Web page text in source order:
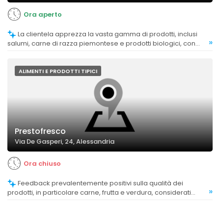
Ora aperto
salumi, carne di razza piemontese e prodotti biologici, con
»
ALIMENTI E PRODOTTI TIPICI
Prestofresco
Via De Gasperi, 24, Alessandria
Ora chiuso
prodotti, in particolare carne, frutta e verdura, considerati
»